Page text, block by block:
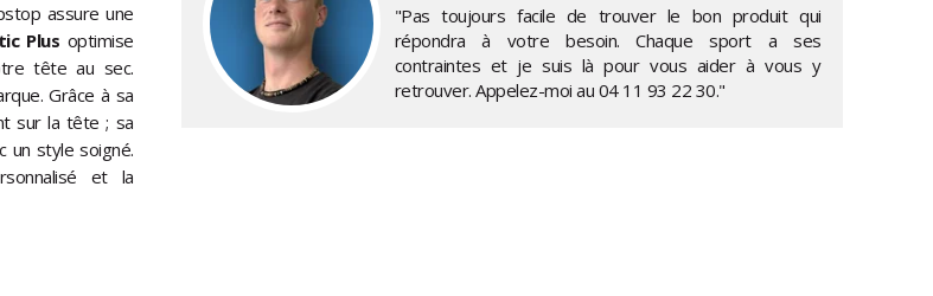
assure une
Plus optimise
tête au sec.
Grâce à sa
sur la tête ; sa
un style soigné.
et la
"Pas toujours facile de trouver le bon produit qui
répondra à votre besoin. Chaque sport a ses
contraintes et je suis là pour vous aider à vous y
retrouver. Appelez-moi au 04 11 93 22 30."